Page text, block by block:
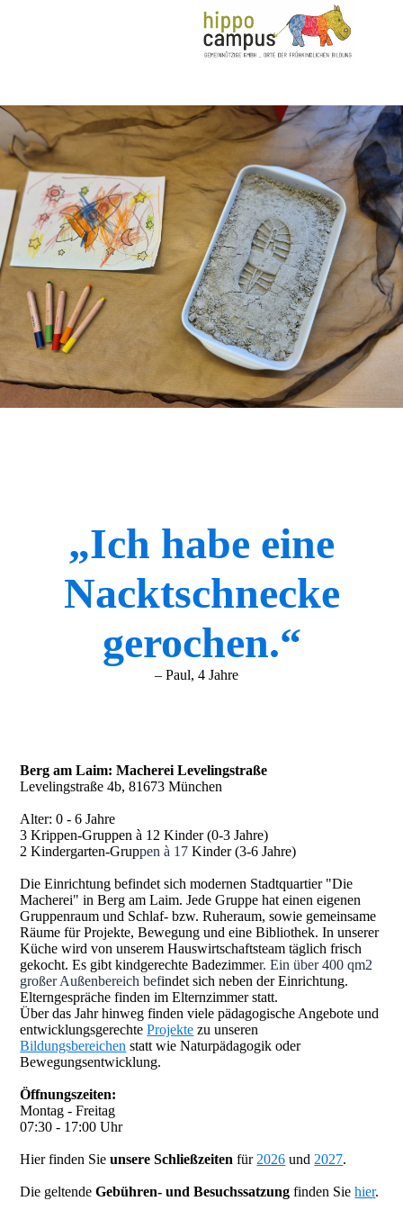
„Ich habe eine
Nacktschnecke
gerochen.“
– Paul, 4 Jahre
Berg am Laim: Macherei Levelingstraße
Levelingstraße 4b, 81673 München
Alter: 0 - 6 Jahre
3 Krippen-Gruppen à 12 Kinder (0-3 Jahre)
2 Kindergarten-Gruppen à 17Kinder (3-6 Jahre)
Die Einrichtung befindet sich modernen Stadtquartier "Die
Macherei" in Berg am Laim. Jede Gruppe hat einen eigenen
Gruppenraum und Schlaf­- bzw. Ruheraum, sowie gemeinsame
Räume für Projekte, Bewegung und eine Bibliothek. In unserer
Küche wird von unserem Hauswirt­schaftsteam täglich frisch
gekocht. Es gibt kindgerechte Badezimmer. Ein über 400 qm2
großer Außenbereich befindet sich neben der Einrichtung.
Elterngespräche finden im Elternzimmer statt.
Über das Jahr hinweg finden viele pädagogische Angebote und
entwicklungsgerechteProjekte zu unseren
Bildungsbereichen statt wie Naturpädagogik oder
Bewegungsentwicklung.
Öffnungszeiten:
Montag - Freitag
07:30 - 17:00 Uhr
Hier finden Sieunsere Schließzeiten für 2026 und 2027.
Die geltende Gebühren- und Besuchssatzung finden Siehier.